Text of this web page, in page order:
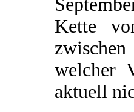
Kette
welcher
aktuell